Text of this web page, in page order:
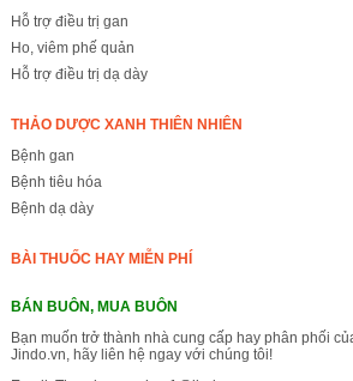
Hỗ trợ điều trị gan
Ho, viêm phế quản
Hỗ trợ điều trị dạ dày
THẢO DƯỢC XANH THIÊN NHIÊN
Bệnh gan
Bệnh tiêu hóa
Bệnh dạ dày
BÀI THUỐC HAY MIỄN PHÍ
BÁN BUÔN, MUA BUÔN
Bạn muốn trở thành nhà cung cấp hay phân phối
Jindo.vn, hãy liên hệ ngay với chúng tôi!